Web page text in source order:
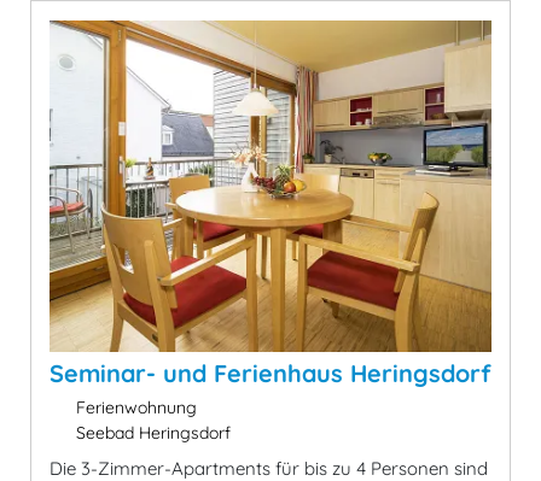
Seminar- und Ferienhaus Heringsdorf
Ferienwohnung
Seebad Heringsdorf
Die 3-Zimmer-Apartments für bis zu 4 Personen sind